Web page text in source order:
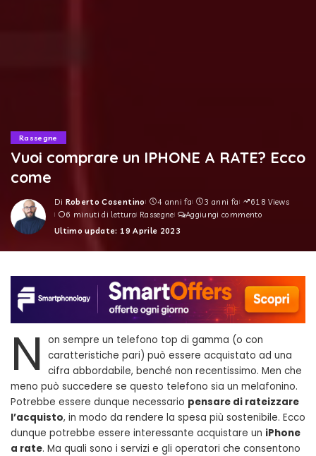
Rassegne
Vuoi comprare un IPHONE A RATE? Ecco
come
Posted
by
Di Roberto Cosentino 4 anni fa 3 anni fa
618 Views
6 minuti di lettura Rassegne
Aggiungi commento
Ultimo update: 19 Aprile 2023
N on sempre un telefono top di gamma (o con
caratteristiche pari) può essere acquistato ad una
cifra abbordabile, benché non recentissimo. Men che
meno può succedere se questo telefono sia un melafonino.
Potrebbe essere dunque necessario pensare di rateizzare
l’acquisto, in modo da rendere la spesa più sostenibile. Ecco
dunque potrebbe essere interessante acquistare un iPhone
a rate. Ma quali sono i servizi e gli operatori che consentono